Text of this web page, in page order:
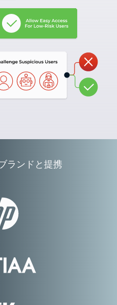
ランドと提携